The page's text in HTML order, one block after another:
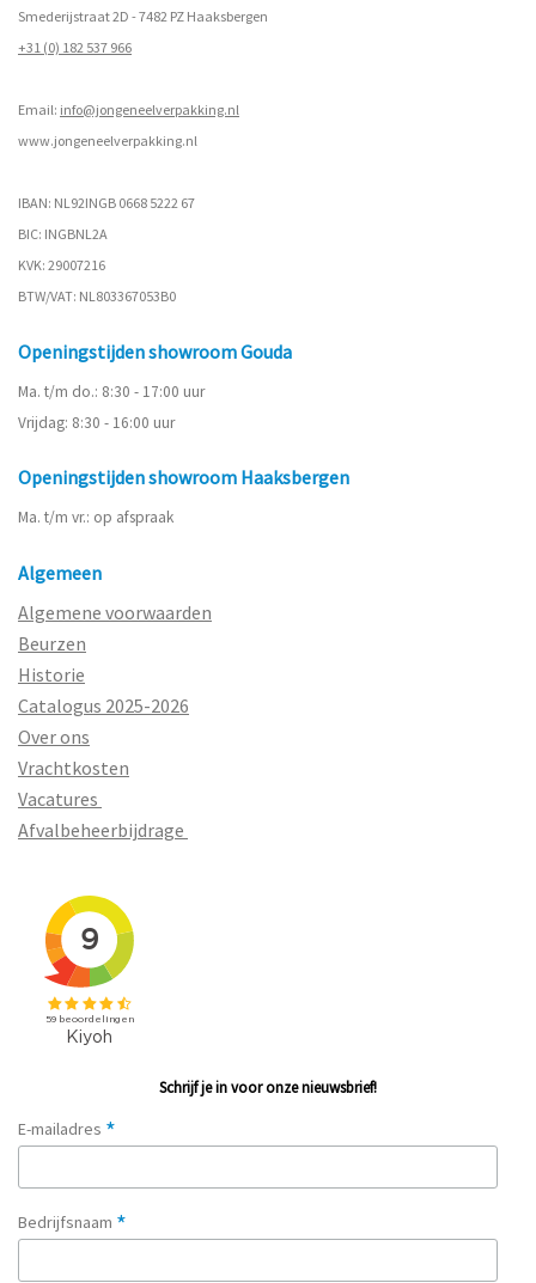
Smederijstraat 2D - 7482 PZ Haaksbergen
+31 (0) 182 537 966
Email: info@jongeneelverpakking.nl
www.jongeneelverpakking.nl
IBAN: NL92INGB 0668 5222 67
BIC: INGBNL2A
KVK: 29007216
BTW/VAT: NL803367053B0
Openingstijden showroom Gouda
Ma. t/m do.: 8:30 - 17:00 uur
Vrijdag: 8:30 - 16:00 uur
Openingstijden showroom Haaksbergen
Ma. t/m vr.: op afspraak
Algemeen
Algemene voorwaarden
Beurzen
Historie
Catalogus 2025-2026
Over ons
Vrachtkosten
Vacatures
Afvalbeheerbijdrage
Schrijf je in voor onze nieuwsbrief!
E-mailadres *
Bedrijfsnaam *